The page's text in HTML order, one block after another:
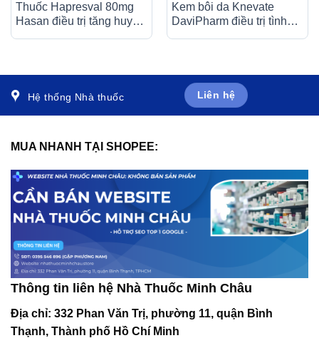
Thuốc Hapresval 80mg
Hasan điều trị tăng huyết
Kem bôi da Knevate
DaviPharm điều trị tình
Hệ thống Nhà thuốc Liên hệ
MUA NHANH TẠI SHOPEE:
Thông tin liên hệ Nhà Thuốc Minh Châu
Địa chỉ: 332 Phan Văn Trị, phường 11, quận Bình
Thạnh, Thành phố Hồ Chí Minh